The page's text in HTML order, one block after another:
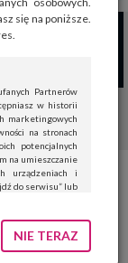
się na poniższe.
Partnerów
w historii
marketingowych
na stronach
potencjalnych
na umieszczanie
urządzeniach i
do serwisu” lub
zgody, w tym
NIE TERAZ
2017|Jadwiga